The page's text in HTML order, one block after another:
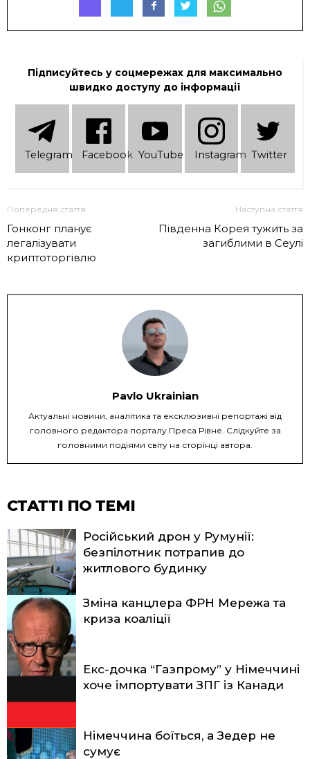
Підписуйтесь у соцмережах для максимально
швидко доступу до інформації
Telеgram Facebook YouTube Instagram Twitter
Попередня стаття
Гонконг планує
легалізувати
криптоторгівлю
Наступна стаття
Південна Корея тужить за
загиблими в Сеулі
Pavlo Ukrainian
Актуальні новини, аналітика та ексклюзивні репортажі від
головного редактора порталу Преса Рівне. Слідкуйте за
головними подіями світу на сторінці автора.
СТАТТІ ПО ТЕМІ
Російський дрон у Румунії:
безпілотник потрапив до
житлового будинку
Зміна канцлера ФРН Мережа та
криза коаліції
Екс-дочка “Газпрому” у Німеччині
хоче імпортувати ЗПГ із Канади
Німеччина боїться, а Зедер не
сумує